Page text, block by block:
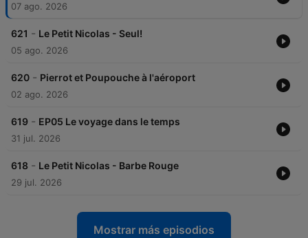
07 ago. 2026
621 - Le Petit Nicolas - Seul!
05 ago. 2026
620 - Pierrot et Poupouche à l'aéroport
02 ago. 2026
619 - EP05 Le voyage dans le temps
31 jul. 2026
618 - Le Petit Nicolas - Barbe Rouge
29 jul. 2026
Mostrar más episodios